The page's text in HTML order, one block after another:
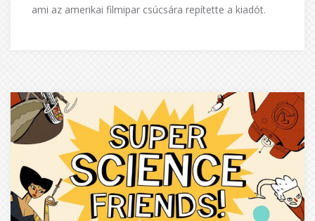
ami az amerikai filmipar csúcsára repítette a kiadót.